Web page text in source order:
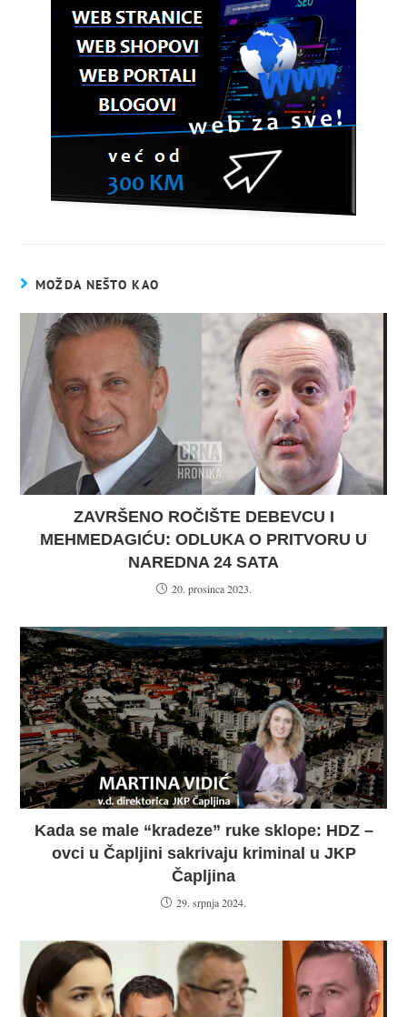
MOŽDA NEŠTO KAO
ZAVRŠENO ROČIŠTE DEBEVCU I
MEHMEDAGIĆU: ODLUKA O PRITVORU U
NAREDNA 24 SATA
20. prosinca 2023.
Kada se male “kradeze” ruke sklope: HDZ –
ovci u Čapljini sakrivaju kriminal u JKP
Čapljina
29. srpnja 2024.